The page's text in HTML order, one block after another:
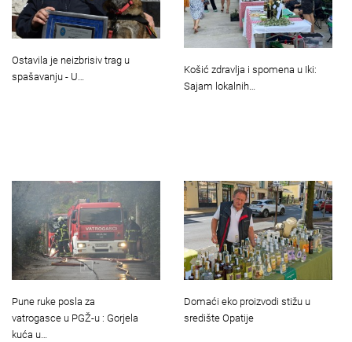
Ostavila je neizbrisiv trag u
spašavanju - U…
Košić zdravlja i spomena u Iki:
Sajam lokalnih…
Pune ruke posla za
vatrogasce u PGŽ-u : Gorjela
kuća u…
Domaći eko proizvodi stižu u
središte Opatije